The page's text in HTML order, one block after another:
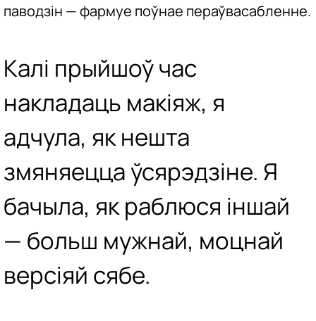
паводзін — фармуе поўнае пераўвасабленне.
Калі прыйшоў час
накладаць макіяж, я
адчула, як нешта
змяняецца ўсярэдзіне. Я
бачыла, як раблюся іншай
— больш мужнай, моцнай
версіяй сябе.